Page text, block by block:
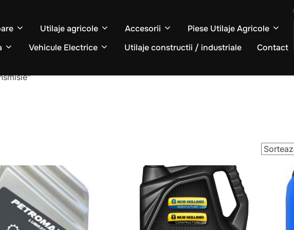
Utilaje agricole Accesorii
Piese Utilaje Agricole
Vehicule Electrice Utilaje constructii / industriale Contact